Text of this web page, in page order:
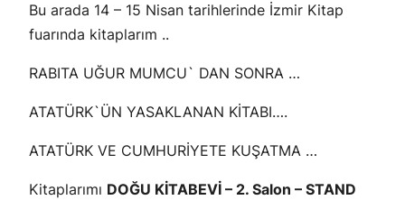
Bu arada 14 – 15 Nisan tarihlerinde İzmir Kitap
fuarında kitaplarım ..
RABITA UĞUR MUMCU` DAN SONRA …
ATATÜRK`ÜN YASAKLANAN KİTABI….
ATATÜRK VE CUMHURİYETE KUŞATMA …
Kitaplarımı DOĞU KİTABEVİ – 2. Salon – STAND